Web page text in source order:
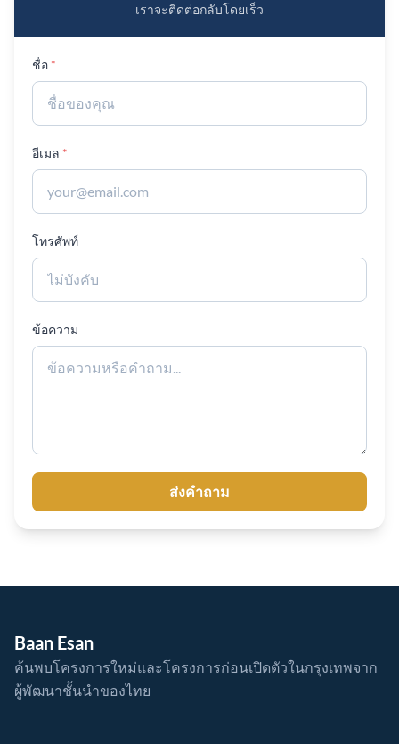
เราจะติดต่อกลับโดยเร็ว
ชื่อ
อีเมล
โทรศัพท์
ข้อความ
ส่งคำถาม
Baan Esan
ค้นพบโครงการใหม่และโครงการก่อนเปิดตัวในกรุงเทพจาก
ผู้พัฒนาชั้นนำของไทย